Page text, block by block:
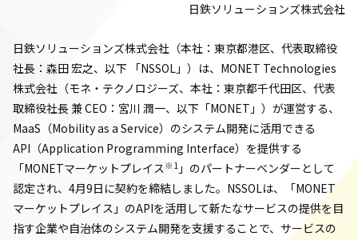
日鉄ソリューションズ株式会社
日鉄ソリューションズ株式会社（本社：東京都港区、代表取締役
社長：森田 宏之、以下 「NSSOL」）は、MONET Technologies
株式会社（モネ・テクノロジーズ、本社：東京都千代田区、代表
取締役社長 兼 CEO：宮川 潤一、以下「MONET」）が運営する、
MaaS（Mobility as a Service）のシステム開発に活用できる
API（Application Programming Interface）を提供する
「MONETマーケットプレイス※1 」のパートナーベンダーとして
認定され、4月9日に契約を締結しました。NSSOLは、「MONET
マーケットプレイス」のAPIを活用して新たなサービスの提供を目
指す企業や自治体のシステム開発を支援することで、サービスの